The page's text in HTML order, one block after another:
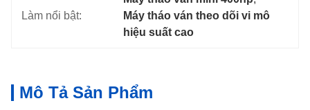
Làm nổi bật:
Máy tháo ván theo dõi vi mô
hiệu suất cao
Mô Tả Sản Phẩm